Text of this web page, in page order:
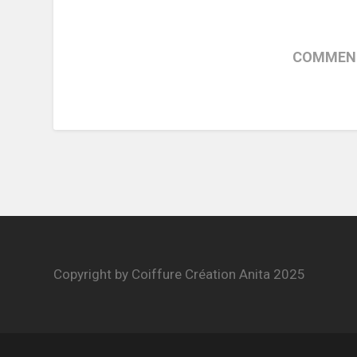
Copyright by Coiffure Création Anita 2025